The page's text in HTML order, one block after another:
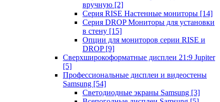
вручную [2]
Серия RISE Настенные мониторы [14]
Серия DROP Мониторы для установки
в стену [15]
Опции для мониторов серии RISE и
DROP [9]
Сверхширокоформатные дисплеи 21:9 Jupiter
[5]
Профессиональные дисплеи и видеостены
Samsung [54]
Светодиодные экраны Samsung [3]